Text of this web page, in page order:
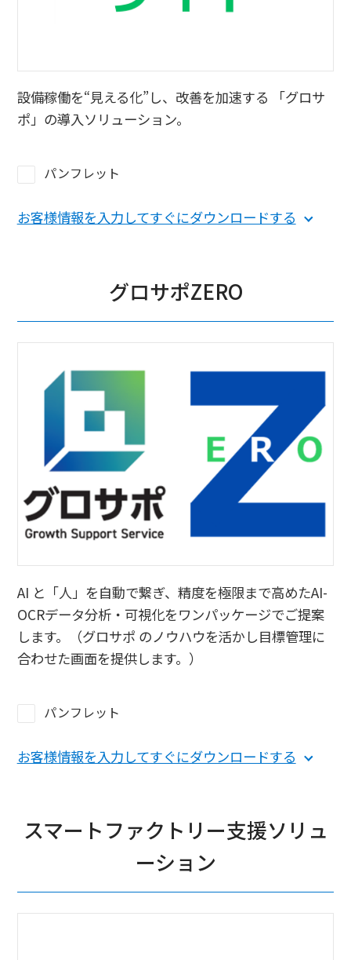
設備稼働を“見える化”し、改善を加速する 「グロサ
ポ」の導入ソリューション。
パンフレット
お客様情報を入力してすぐにダウンロードする
グロサポZERO
AI と「人」を自動で繋ぎ、精度を極限まで高めたAI-
OCRデータ分析・可視化をワンパッケージでご提案
します。（グロサポ のノウハウを活かし目標管理に
合わせた画面を提供します。）
パンフレット
お客様情報を入力してすぐにダウンロードする
スマートファクトリー支援ソリュ
ーション